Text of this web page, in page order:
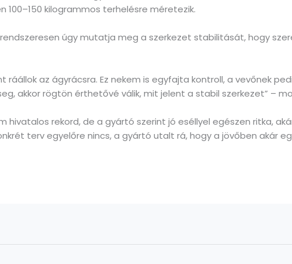
kilogrammos terhelésre méretezik.
úgy mutatja meg a szerkezet stabilitását, hogy
ráállok az ágyrácsra. Ez nekem is egyfajta kontroll, a vevőnek
akkor rögtön érthetővé válik, mit jelent a stabil szerkezet” –
hivatalos rekord, de a gyártó szerint jó eséllyel egészen ritka,
terv egyelőre nincs, a gyártó utalt rá, hogy a jövőben akár